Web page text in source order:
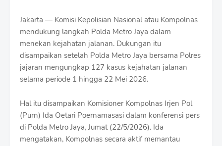
Jakarta — Komisi Kepolisian Nasional atau Kompolnas
mendukung langkah Polda Metro Jaya dalam
menekan kejahatan jalanan. Dukungan itu
disampaikan setelah Polda Metro Jaya bersama Polres
jajaran mengungkap 127 kasus kejahatan jalanan
selama periode 1 hingga 22 Mei 2026.
Hal itu disampaikan Komisioner Kompolnas Irjen Pol
(Purn) Ida Oetari Poernamasasi dalam konferensi pers
di Polda Metro Jaya, Jumat (22/5/2026). Ida
mengatakan, Kompolnas secara aktif memantau
n
D
s
i
g
n
W
t
h
S
h
r